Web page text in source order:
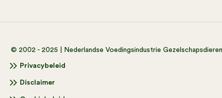
© 2002 - 2025 | Nederlandse Voedingsindustrie
Privacybeleid
Disclaimer